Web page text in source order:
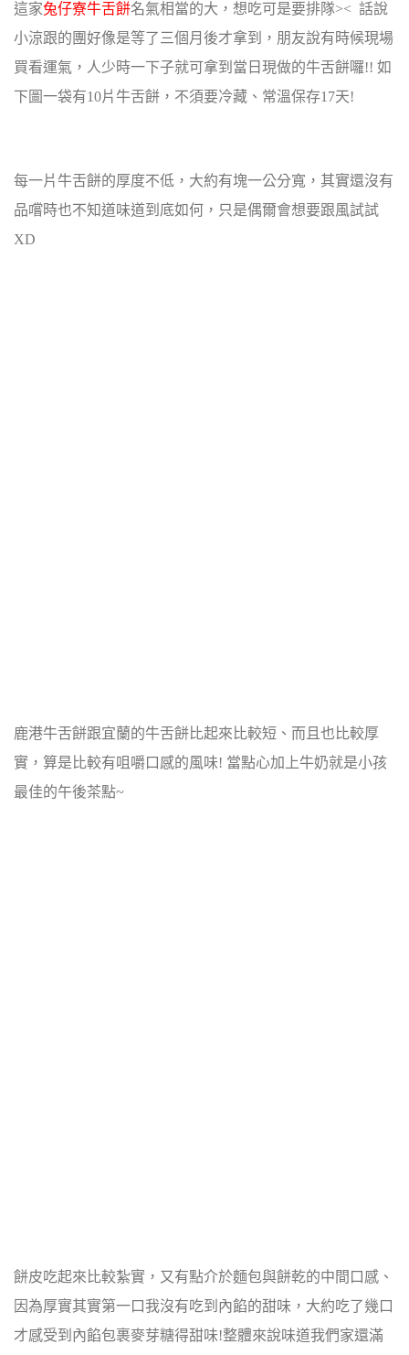
這家兔仔寮牛舌餅名氣相當的大，想吃可是要排隊>< 話說
小涼跟的團好像是等了三個月後才拿到，朋友說有時候現場
買看運氣，人少時一下子就可拿到當日現做的牛舌餅囉!! 如
下圖一袋有10片牛舌餅，不須要冷藏、常溫保存17天!
每一片牛舌餅的厚度不低，大約有塊一公分寬，其實還沒有
品嚐時也不知道味道到底如何，只是偶爾會想要跟風試試
XD
鹿港牛舌餅跟宜蘭的牛舌餅比起來比較短、而且也比較厚
實，算是比較有咀嚼口感的風味! 當點心加上牛奶就是小孩
最佳的午後茶點~
餅皮吃起來比較紮實，又有點介於麵包與餅乾的中間口感、
因為厚實其實第一口我沒有吃到內餡的甜味，大約吃了幾口
才感受到內餡包裹麥芽糖得甜味!整體來說味道我們家還滿